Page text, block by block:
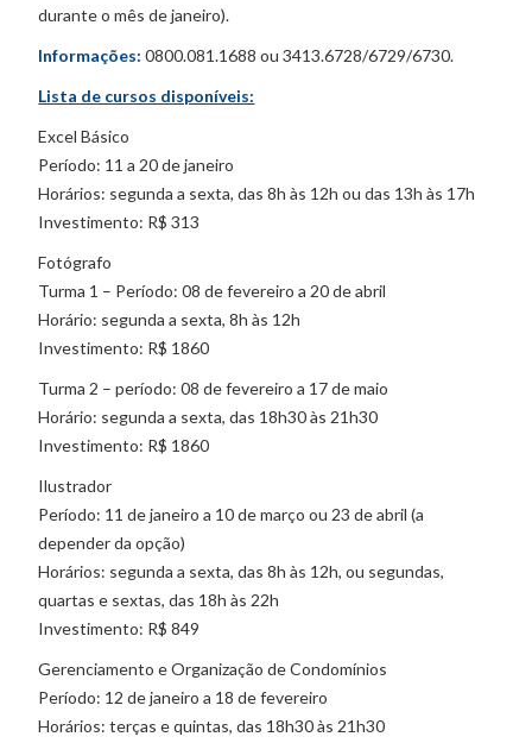
durante o mês de janeiro).
Informações: 0800.081.1688 ou 3413.6728/6729/6730.
Lista de cursos disponíveis:
Excel Básico
Período: 11 a 20 de janeiro
Horários: segunda a sexta, das 8h às 12h ou das 13h às 17h
Investimento: R$ 313
Fotógrafo
Turma 1 – Período: 08 de fevereiro a 20 de abril
Horário: segunda a sexta, 8h às 12h
Investimento: R$ 1860
Turma 2 – período: 08 de fevereiro a 17 de maio
Horário: segunda a sexta, das 18h30 às 21h30
Investimento: R$ 1860
Ilustrador
Período: 11 de janeiro a 10 de março ou 23 de abril (a
depender da opção)
Horários: segunda a sexta, das 8h às 12h, ou segundas,
quartas e sextas, das 18h às 22h
Investimento: R$ 849
Gerenciamento e Organização de Condomínios
Período: 12 de janeiro a 18 de fevereiro
Horários: terças e quintas, das 18h30 às 21h30